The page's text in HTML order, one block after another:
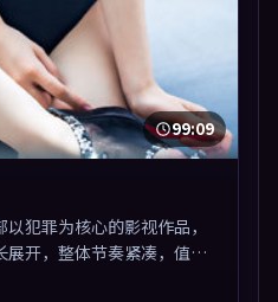
99:09
犯罪为核心的影视作品，
开，整体节奏紧凑，值得